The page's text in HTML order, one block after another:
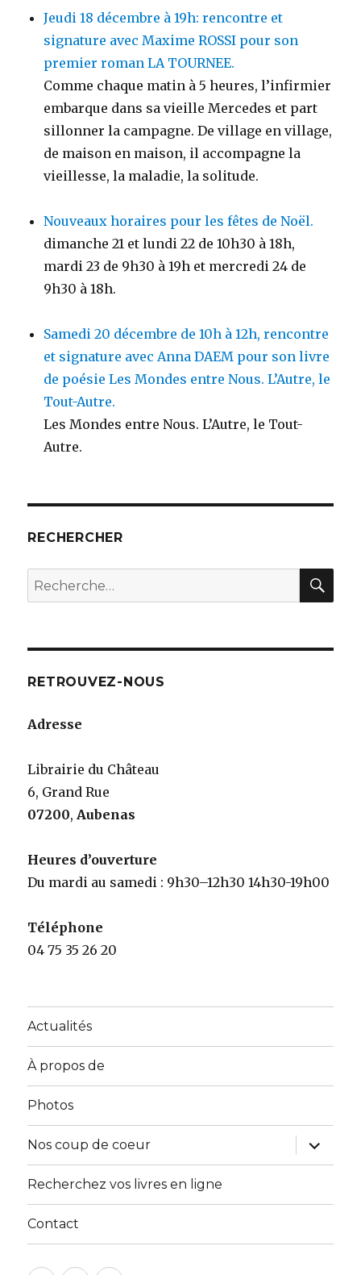
Jeudi 18 décembre à 19h: rencontre et
signature avec Maxime ROSSI pour son
premier roman LA TOURNEE.
Comme chaque matin à 5 heures, l’infirmier
embarque dans sa vieille Mercedes et part
sillonner la campagne. De village en village,
de maison en maison, il accompagne la
vieillesse, la maladie, la solitude.
Nouveaux horaires pour les fêtes de Noël.
dimanche 21 et lundi 22 de 10h30 à 18h,
mardi 23 de 9h30 à 19h et mercredi 24 de
9h30 à 18h.
Samedi 20 décembre de 10h à 12h, rencontre
et signature avec Anna DAEM pour son livre
de poésie Les Mondes entre Nous. L’Autre, le
Tout-Autre.
Les Mondes entre Nous. L’Autre, le Tout-
Autre.
RECHERCHER
Recherche
pour
RETROUVEZ-NOUS
Adresse
Librairie du Château
6, Grand Rue
07200, Aubenas
Heures d’ouverture
Du mardi au samedi : 9h30–12h30 14h30-19h00
Téléphone
04 75 35 26 20
Actualités
À propos de
Photos
Nos coup de coeur
ouvrir
le
sous-
Recherchez vos livres en ligne
Contact